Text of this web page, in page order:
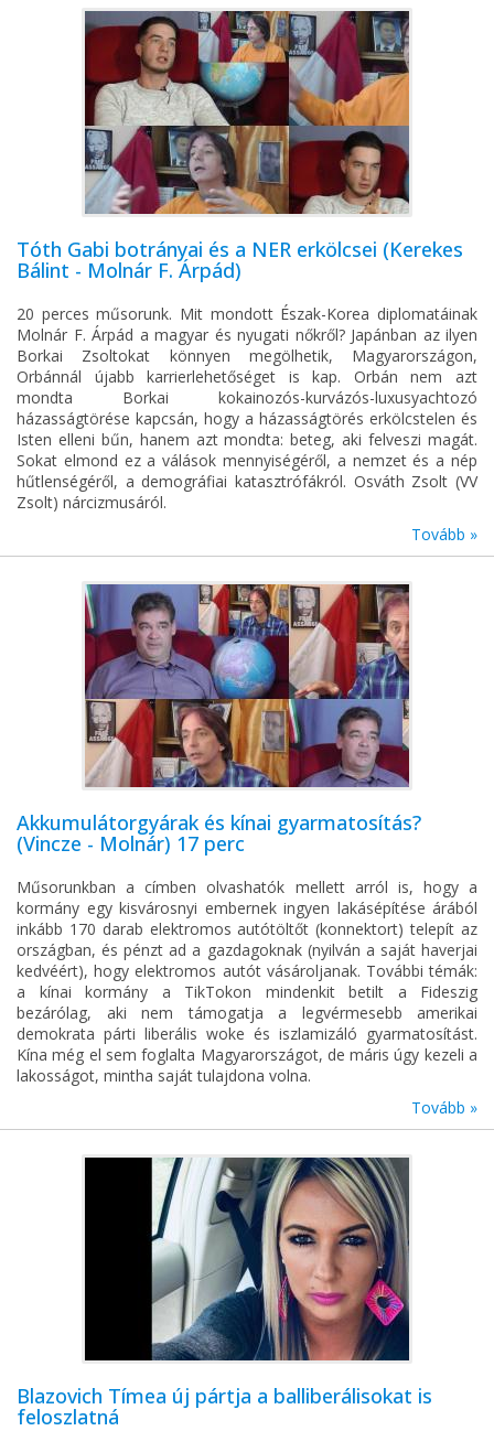
Tóth Gabi botrányai és a NER erkölcsei (Kerekes
Bálint - Molnár F. Árpád)
20 perces műsorunk. Mit mondott Észak-Korea diplomatáinak
Molnár F. Árpád a magyar és nyugati nőkről? Japánban az ilyen
Borkai Zsoltokat könnyen megölhetik, Magyarországon,
Orbánnál újabb karrierlehetőséget is kap. Orbán nem azt
mondta Borkai kokainozós-kurvázós-luxusyachtozó
házasságtörése kapcsán, hogy a házasságtörés erkölcstelen és
Isten elleni bűn, hanem azt mondta: beteg, aki felveszi magát.
Sokat elmond ez a válások mennyiségéről, a nemzet és a nép
hűtlenségéről, a demográfiai katasztrófákról. Osváth Zsolt (VV
Zsolt) nárcizmusáról.
Tovább »
Akkumulátorgyárak és kínai gyarmatosítás?
(Vincze - Molnár) 17 perc
Műsorunkban a címben olvashatók mellett arról is, hogy a
kormány egy kisvárosnyi embernek ingyen lakásépítése árából
inkább 170 darab elektromos autótöltőt (konnektort) telepít az
országban, és pénzt ad a gazdagoknak (nyilván a saját haverjai
kedvéért), hogy elektromos autót vásároljanak. További témák:
a kínai kormány a TikTokon mindenkit betilt a Fideszig
bezárólag, aki nem támogatja a legvérmesebb amerikai
demokrata párti liberális woke és iszlamizáló gyarmatosítást.
Kína még el sem foglalta Magyarországot, de máris úgy kezeli a
lakosságot, mintha saját tulajdona volna.
Tovább »
Blazovich Tímea új pártja a balliberálisokat is
feloszlatná